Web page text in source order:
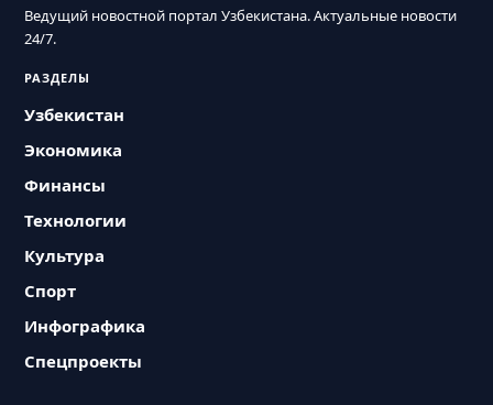
Ведущий новостной портал Узбекистана. Актуальные новости
24/7.
РАЗДЕЛЫ
Узбекистан
Экономика
Финансы
Технологии
Культура
Спорт
Инфографика
Спецпроекты